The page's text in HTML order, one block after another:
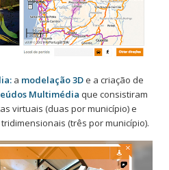
a modelação 3De a criação de
Multimédia que consistiram
virtuais (duas por município) e
(três por município).